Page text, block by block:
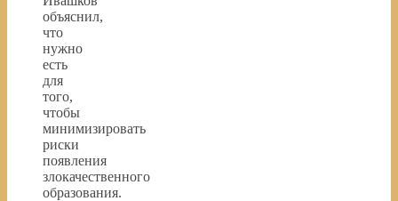
объяснил,
что
нужно
есть
для
того,
чтобы
минимизировать
риски
появления
злокачественного
образования.